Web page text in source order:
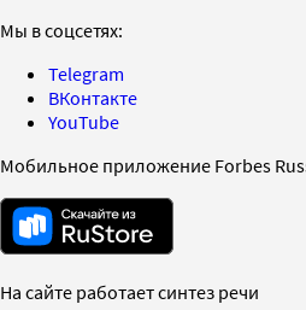
Мы в соцсетях:
Telegram
ВКонтакте
YouTube
Мобильное приложение Forbes
На сайте работает синтез речи